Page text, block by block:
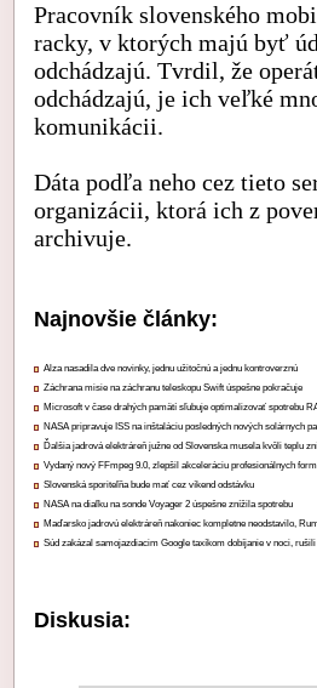
Pracovník slovenského
racky, v ktorých majú byť
odchádzajú. Tvrdil, že
odchádzajú, je ich veľké
komunikácii.
Dáta podľa neho cez tieto
organizácii, ktorá ich z
archivuje.
Najnovšie články:
Alza nasadila dve novinky, jednu užitočnú a jednu kontroverznú
Záchrana misie na záchranu teleskopu Swift úspešne pokračuje
Microsoft v čase drahých pamätí sľubuje optimalizovať spotrebu
NASA pripravuje ISS na inštaláciu posledných nových solárnych
Ďalšia jadrová elektráreň južne od Slovenska musela kvôli teplu
Vydaný nový FFmpeg 9.0, zlepšil akceleráciu profesionálnych
Slovenská sporiteľňa bude mať cez víkend odstávku
NASA na diaľku na sonde Voyager 2 úspešne znížila spotrebu
Maďarsko jadrovú elektráreň nakoniec kompletne neodstavilo,
Súd zakázal samojazdiacim Google taxíkom dobíjanie v noci,
Diskusia: